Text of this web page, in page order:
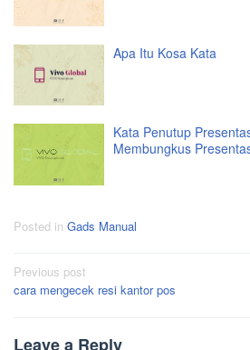
Apa Itu Kosa Kata
Kata Penutup
Membungkus
Posted in Gads Manual
Post
navigation
Previous post
cara mengecek resi kantor pos
Leave a Reply